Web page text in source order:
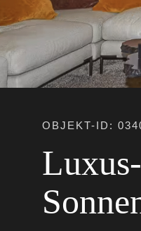
OBJEKT-ID: